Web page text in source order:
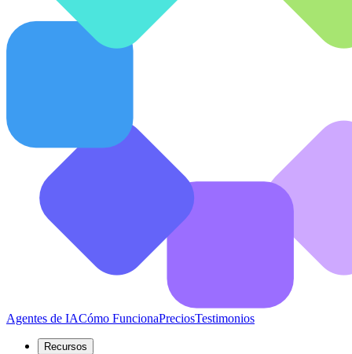
Agentes de IACómo FuncionaPreciosTestimonios
Recursos